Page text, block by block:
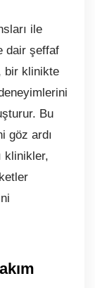
ile
dair şeffaf
bir klinikte
Bu
göz ardı
klinikler,